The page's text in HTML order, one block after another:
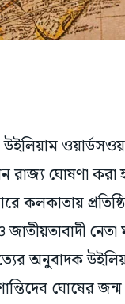
রাজ্য ঘোষণা করা
কলকাতায়
অনুবাদক
ঘোষের জন্ম